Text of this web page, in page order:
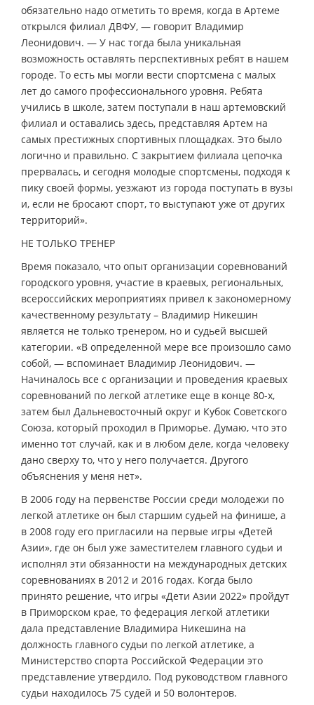
обязательно надо отметить то время, когда в Артеме
открылся филиал ДВФУ, — говорит Владимир
Леонидович. — У нас тогда была уникальная
возможность оставлять перспективных ребят в нашем
городе. То есть мы могли вести спортсмена с малых
лет до самого профессионального уровня. Ребята
учились в школе, затем поступали в наш артемовский
филиал и оставались здесь, представляя Артем на
самых престижных спортивных площадках. Это было
логично и правильно. С закрытием филиала цепочка
прервалась, и сегодня молодые спортсмены, подходя к
пику своей формы, уезжают из города поступать в вузы
и, если не бросают спорт, то выступают уже от других
территорий».
НЕ ТОЛЬКО ТРЕНЕР
Время показало, что опыт организации соревнований
городского уровня, участие в краевых, региональных,
всероссийских мероприятиях привел к закономерному
качественному результату – Владимир Никешин
является не только тренером, но и судьей высшей
категории. «В определенной мере все произошло само
собой, — вспоминает Владимир Леонидович. —
Начиналось все с организации и проведения краевых
соревнований по легкой атлетике еще в конце 80-х,
затем был Дальневосточный округ и Кубок Советского
Союза, который проходил в Приморье. Думаю, что это
именно тот случай, как и в любом деле, когда человеку
дано сверху то, что у него получается. Другого
объяснения у меня нет».
В 2006 году на первенстве России среди молодежи по
легкой атлетике он был старшим судьей на финише, а
в 2008 году его пригласили на первые игры «Детей
Азии», где он был уже заместителем главного судьи и
исполнял эти обязанности на международных детских
соревнованиях в 2012 и 2016 годах. Когда было
принято решение, что игры «Дети Азии 2022» пройдут
в Приморском крае, то федерация легкой атлетики
дала представление Владимира Никешина на
должность главного судьи по легкой атлетике, а
Министерство спорта Российской Федерации это
представление утвердило. Под руководством главного
судьи находилось 75 судей и 50 волонтеров.